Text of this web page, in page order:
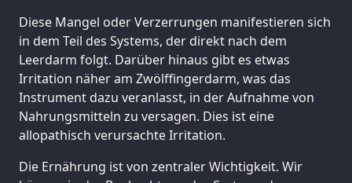
Diese Mangel oder Verzerrungen manifestieren sich
in dem Teil des Systems, der direkt nach dem
Leerdarm folgt. Darüber hinaus gibt es etwas
Irritation näher am Zwölffingerdarm, was das
Instrument dazu veranlasst, in der Aufnahme von
Nahrungsmitteln zu versagen. Dies ist eine
allopathisch verursachte Irritation.
Die Ernährung ist von zentraler Wichtigkeit. Wir